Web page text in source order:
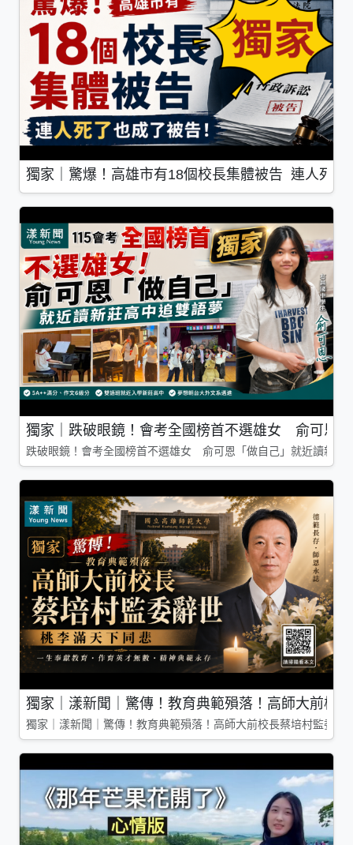
獨家｜驚爆！高雄市有18個校長集體被告 連人死了
獨家｜跌破眼鏡！會考全國榜首不選雄女 俞可恩
跌破眼鏡！會考全國榜首不選雄女 俞可恩「做自己」就近讀新莊
獨家｜漾新聞｜驚傳！教育典範殞落！高師大前校
獨家｜漾新聞｜驚傳！教育典範殞落！高師大前校長蔡培村監委